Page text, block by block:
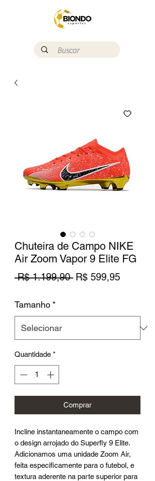
Chuteira de Campo NIKE
Air Zoom Vapor 9 Elite FG
R$ 1.199,90 Preço
R$ 599,95Preço
Tamanho *
Quantidade *
Comprar
Incline instantaneamente o campo com
o design arrojado do Superfly 9 Elite.
Adicionamos uma unidade Zoom Air,
feita especificamente para o futebol, e
textura aderente na parte superior para